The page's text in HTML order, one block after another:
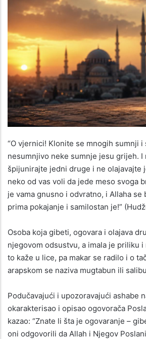
“O vjernici! Klonite se mnogih sumnji i
nesumnjivo neke sumnje jesu grijeh. I
špijunirajte jedni druge i ne olajavajte
neko od vas voli da jede meso svoga
je vama gnusno i odvratno, i Allaha se
prima pokajanje i samilostan je!”
Osoba koja gibeti, ogovara i olajava
njegovom odsustvu, a imala je priliku i
to kaže u lice, pa makar se radilo i o
arapskom se naziva mugtabun ili
Podučavajući i upozoravajući ashabe
okarakterisao i opisao ogovorača
kazao: “Znate li šta je ogovaranje –
oni odgovorili da Allah i Njegov